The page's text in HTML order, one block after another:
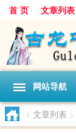
首 页 文章列表
网站导航
> 文章列表 >